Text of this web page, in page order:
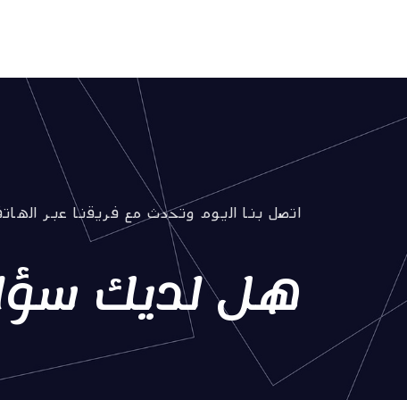
اتصل بنا اليوم وتحدث مع فريقنا عبر
هل لديك